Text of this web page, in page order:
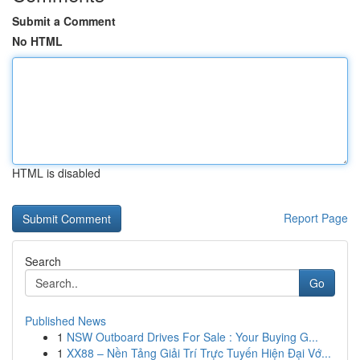
Submit a Comment
No HTML
HTML is disabled
Report Page
Search
Go
Published News
1 NSW Outboard Drives For Sale : Your Buying G...
1 XX88 – Nền Tảng Giải Trí Trực Tuyến Hiện Đại Vớ...